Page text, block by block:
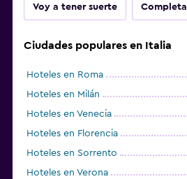
Voy a tener suerte
Ciudades populares en Italia
Hoteles en Roma
Hoteles en Milán
Hoteles en Venecia
Hoteles en Florencia
Hoteles en Sorrento
Hoteles en Verona